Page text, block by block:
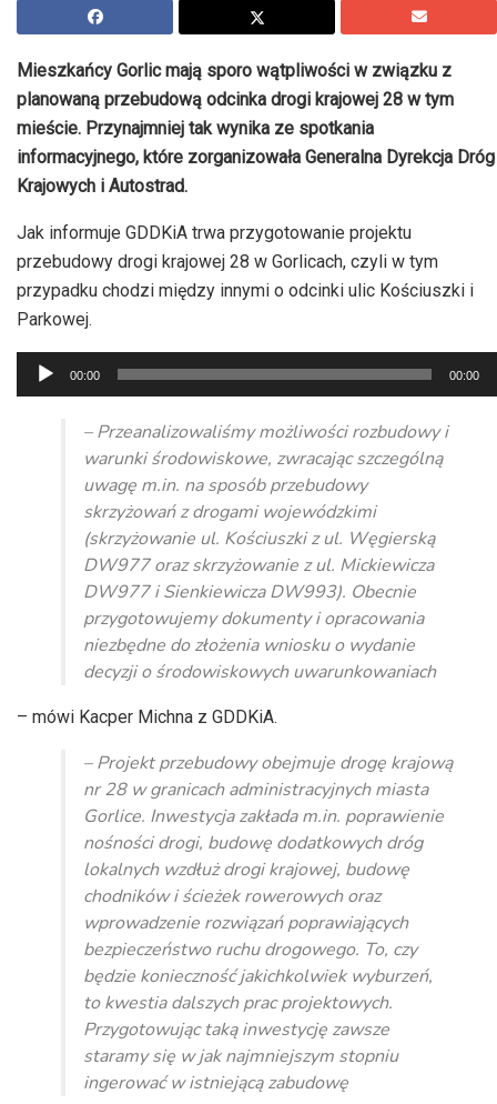
Mieszkańcy Gorlic mają sporo wątpliwości w związku z
planowaną przebudową odcinka drogi krajowej 28 w tym
mieście. Przynajmniej tak wynika ze spotkania
informacyjnego, które zorganizowała Generalna Dyrekcja Dróg
Krajowych i Autostrad.
Jak informuje GDDKiA trwa przygotowanie projektu
przebudowy drogi krajowej 28 w Gorlicach, czyli w tym
przypadku chodzi między innymi o odcinki ulic Kościuszki i
Parkowej.
Odtwarzacz
plików
dźwiękowych
00:00 00:00
– Przeanalizowaliśmy możliwości rozbudowy i
warunki środowiskowe, zwracając szczególną
uwagę m.in. na sposób przebudowy
skrzyżowań z drogami wojewódzkimi
(skrzyżowanie ul. Kościuszki z ul. Węgierską
DW977 oraz skrzyżowanie z ul. Mickiewicza
DW977 i Sienkiewicza DW993). Obecnie
przygotowujemy dokumenty i opracowania
niezbędne do złożenia wniosku o wydanie
decyzji o środowiskowych uwarunkowaniach
– mówi Kacper Michna z GDDKiA.
– Projekt przebudowy obejmuje drogę krajową
nr 28 w granicach administracyjnych miasta
Gorlice. Inwestycja zakłada m.in. poprawienie
nośności drogi, budowę dodatkowych dróg
lokalnych wzdłuż drogi krajowej, budowę
chodników i ścieżek rowerowych oraz
wprowadzenie rozwiązań poprawiających
bezpieczeństwo ruchu drogowego. To, czy
będzie konieczność jakichkolwiek wyburzeń,
to kwestia dalszych prac projektowych.
Przygotowując taką inwestycję zawsze
staramy się w jak najmniejszym stopniu
ingerować w istniejącą zabudowę